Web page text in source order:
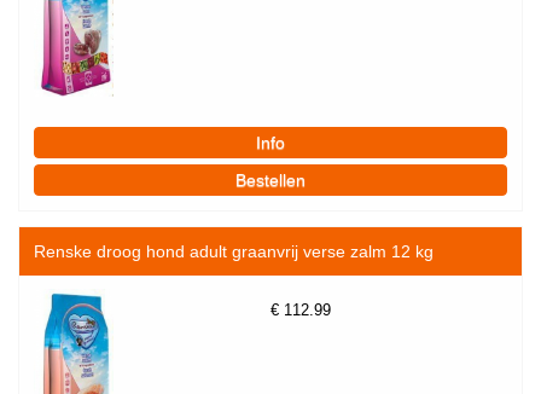
Renske droog hond adult graanvrij verse zalm 12 kg
€ 112.99